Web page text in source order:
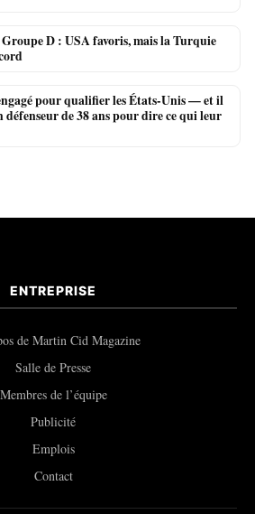
D : USA favoris, mais la Turquie
pour qualifier les États-Unis — et il
défenseur de 38 ans pour dire ce qui leur
ENTREPRISE
de Martin Cid Magazine
Salle de Presse
Membres de l’équipe
Publicité
Emplois
Contact